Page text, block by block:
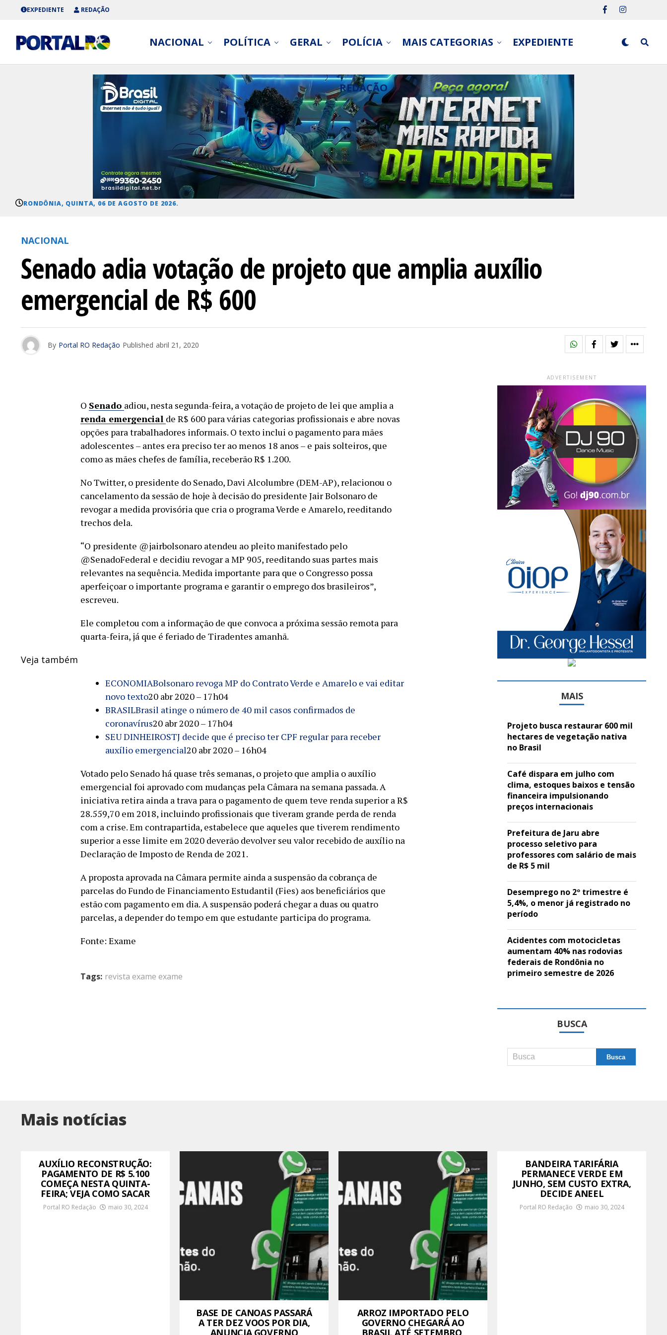
EXPEDIENTE REDAÇÃO
NACIONAL POLÍTICA GERAL POLÍCIA MAIS CATEGORIAS EXPEDIENTE
REDAÇÃO
RONDÔNIA, QUINTA, 06 DE AGOSTO DE 2026.
NACIONAL
Senado adia votação de projeto que amplia auxílio
emergencial de R$ 600
By Portal RO Redação Published abril 21, 2020
O Senado adiou, nesta segunda-feira, a votação de projeto de lei que amplia a
renda emergencial de R$ 600 para várias categorias profissionais e abre novas
opções para trabalhadores informais. O texto inclui o pagamento para mães
adolescentes – antes era preciso ter ao menos 18 anos – e pais solteiros, que
como as mães chefes de família, receberão R$ 1.200.
No Twitter, o presidente do Senado, Davi Alcolumbre (DEM-AP), relacionou o
cancelamento da sessão de hoje à decisão do presidente Jair Bolsonaro de
revogar a medida provisória que cria o programa Verde e Amarelo, reeditando
trechos dela.
“O presidente @jairbolsonaro atendeu ao pleito manifestado pelo
@SenadoFederal e decidiu revogar a MP 905, reeditando suas partes mais
relevantes na sequência. Medida importante para que o Congresso possa
aperfeiçoar o importante programa e garantir o emprego dos brasileiros”,
escreveu.
Ele completou com a informação de que convoca a próxima sessão remota para
quarta-feira, já que é feriado de Tiradentes amanhã.
Veja também
ECONOMIABolsonaro revoga MP do Contrato Verde e Amarelo e vai editar
novo texto20 abr 2020 – 17h04
BRASILBrasil atinge o número de 40 mil casos confirmados de
coronavírus20 abr 2020 – 17h04
SEU DINHEIROSTJ decide que é preciso ter CPF regular para receber
auxílio emergencial20 abr 2020 – 16h04
Votado pelo Senado há quase três semanas, o projeto que amplia o auxílio
emergencial foi aprovado com mudanças pela Câmara na semana passada. A
iniciativa retira ainda a trava para o pagamento de quem teve renda superior a R$
28.559,70 em 2018, incluindo profissionais que tiveram grande perda de renda
com a crise. Em contrapartida, estabelece que aqueles que tiverem rendimento
superior a esse limite em 2020 deverão devolver seu valor recebido de auxílio na
Declaração de Imposto de Renda de 2021.
A proposta aprovada na Câmara permite ainda a suspensão da cobrança de
parcelas do Fundo de Financiamento Estudantil (Fies) aos beneficiários que
estão com pagamento em dia. A suspensão poderá chegar a duas ou quatro
parcelas, a depender do tempo em que estudante participa do programa.
Fonte: Exame
Tags: revista exame exame
ADVERTISEMENT
MAIS
Projeto busca restaurar 600 mil
hectares de vegetação nativa
no Brasil
Café dispara em julho com
clima, estoques baixos e tensão
financeira impulsionando
preços internacionais
Prefeitura de Jaru abre
processo seletivo para
professores com salário de mais
de R$ 5 mil
Desemprego no 2º trimestre é
5,4%, o menor já registrado no
período
Acidentes com motocicletas
aumentam 40% nas rodovias
federais de Rondônia no
primeiro semestre de 2026
BUSCA
Mais notícias
AUXÍLIO RECONSTRUÇÃO:
PAGAMENTO DE R$ 5.100
COMEÇA NESTA QUINTA-
FEIRA; VEJA COMO SACAR
Portal RO Redação maio 30, 2024
BASE DE CANOAS PASSARÁ
A TER DEZ VOOS POR DIA,
ANUNCIA GOVERNO
ARROZ IMPORTADO PELO
GOVERNO CHEGARÁ AO
BRASIL ATÉ SETEMBRO,
BANDEIRA TARIFÁRIA
PERMANECE VERDE EM
JUNHO, SEM CUSTO EXTRA,
DECIDE ANEEL
Portal RO Redação maio 30, 2024